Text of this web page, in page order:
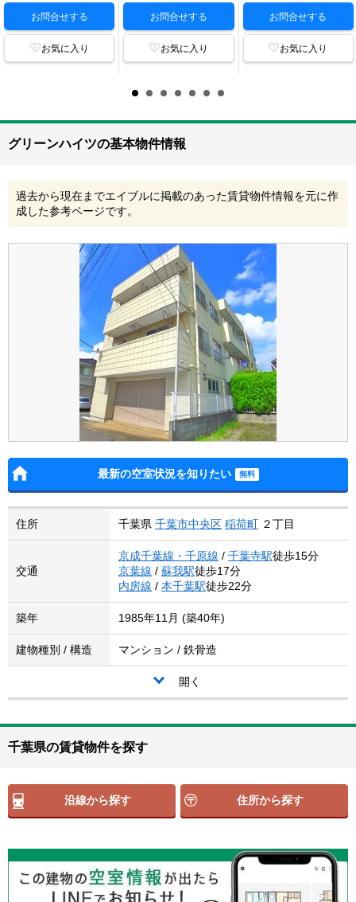
お問合せする
お気に入り
お問合せする
お気に入り
お問合せする
お気に入り
グリーンハイツの基本物件情報
過去から現在までエイブルに掲載のあった賃貸物件情報を元に作
成した参考ページです。
最新の空室状況を知りたい
住所 千葉県 千葉市中央区 稲荷町 ２丁目
交通
京成千葉線・千原線 / 千葉寺駅徒歩15分
京葉線 / 蘇我駅徒歩17分
内房線 / 本千葉駅徒歩22分
築年 1985年11月 (築40年)
建物種別 / 構造 マンション / 鉄骨造
開く
千葉県の賃貸物件を探す
沿線から探す 住所から探す